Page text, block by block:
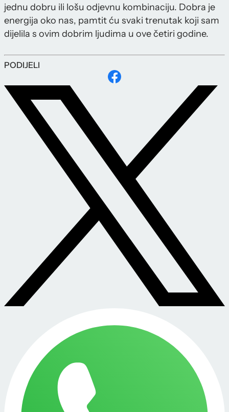
jednu dobru ili lošu odjevnu kombinaciju. Dobra je
energija oko nas, pamtit ću svaki trenutak koji sam
dijelila s ovim dobrim ljudima u ove četiri godine.
PODIJELI